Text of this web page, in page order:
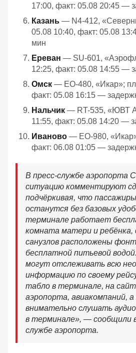
17:00, факт: 05.08 20:45 —
Казань — N4-412,
05.08 10:40, факт: 05.08
мин
Ереван — SU-601,
12:25, факт: 05.08 14:55 —
Омск — EO-480, «Икар»;
факт: 05.08 16:15 —
Нальчик — RT-535, «ЮВТ
11:55, факт: 05.08 14:20 —
Иваново — EO-980,
факт: 06.08 01:05 —
В пресс-службе аэропорта
ситуацию комментируют
подчёркивая, что
останутся без базовых
терминале работает
комната матери и ребёнка,
санузлов расположены
бесплатной питьевой
могут отслеживать всю
информацию по своему
табло в терминале, на
аэропорта, авиакомпаний,
внимательно слушать
в терминале», — сообщили
службе аэропорта.